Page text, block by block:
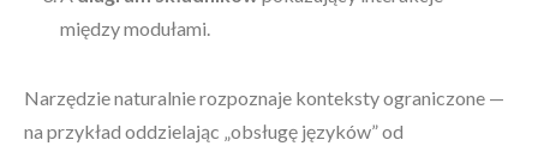
między modułami.
Narzędzie naturalnie rozpoznaje konteksty ograniczone —
na przykład oddzielając „obsługę języków” od